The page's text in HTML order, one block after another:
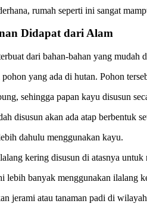
rumah seperti ini sangat
Didapat dari Alam
dari bahan-bahan yang
yang ada di hutan. Pohon
sehingga papan kayu disusun
disusun akan ada atap berbentuk
dahulu menggunakan kayu.
kering disusun di atasnya
lebih banyak menggunakan ilalang
jerami atau tanaman padi di